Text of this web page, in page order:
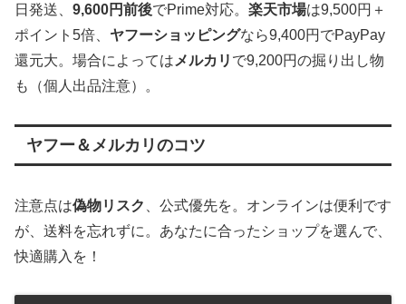
日発送、 9,600円前後でPrime対応。 楽天市場は9,500円＋
ポイント5倍、 ヤフーショッピングなら9,400円でPayPay
還元大。場合によっては メルカリ で9,200円の掘り出し物
も（個人出品注意）。
ヤフー＆メルカリのコツ
注意点は偽物リスク
、公式優先を。オンラインは便利です
が、送料を忘れずに。あなたに合ったショップを選んで、
快適購入を！